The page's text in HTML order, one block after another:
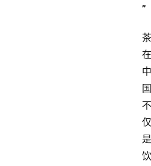
”
茶
在
中
国
不
仅
是
饮